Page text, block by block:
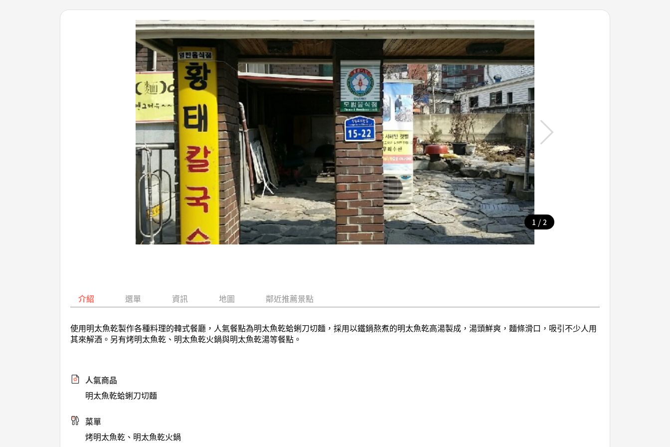
1 / 2
介紹 選單 資訊 地圖 鄰近推薦景點
使用明太魚乾製作各種料理的韓式餐廳，人氣餐點為明太魚乾蛤蜊刀切麵，採用以鐵鍋熬煮的明太魚乾高湯製成，湯頭鮮爽，麵條滑口，吸引不少人用
其來解酒。另有烤明太魚乾、明太魚乾火鍋與明太魚乾湯等餐點。
人氣商品
明太魚乾蛤蜊刀切麵
菜單
烤明太魚乾、明太魚乾火鍋